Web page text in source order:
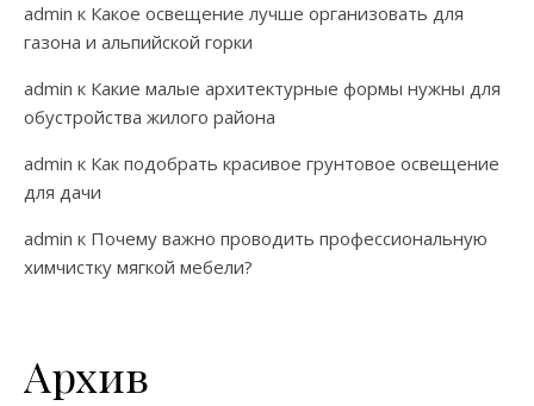
admin к Какое освещение лучше организовать для
газона и альпийской горки
admin к Какие малые архитектурные формы нужны для
обустройства жилого района
admin к Как подобрать красивое грунтовое освещение
для дачи
admin к Почему важно проводить профессиональную
химчистку мягкой мебели?
Архив